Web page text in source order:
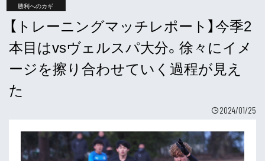
勝利へのカギ
【トレーニングマッチレポート】今季2
本目はvsヴェルスパ大分。徐々にイメ
ージを擦り合わせていく過程が見え
た
2024/01/25